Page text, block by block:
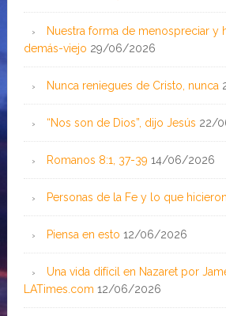
Nuestra forma de menospreciar y
demás-viejo 29/06/2026
Nunca reniegues de Cristo, nunca
“Nos son de Dios”, dijo Jesús 22/
Romanos 8:1, 37-39 14/06/2026
Personas de la Fe y lo que hicieron
Piensa en esto 12/06/2026
Una vida difícil en Nazaret por
LATimes.com 12/06/2026